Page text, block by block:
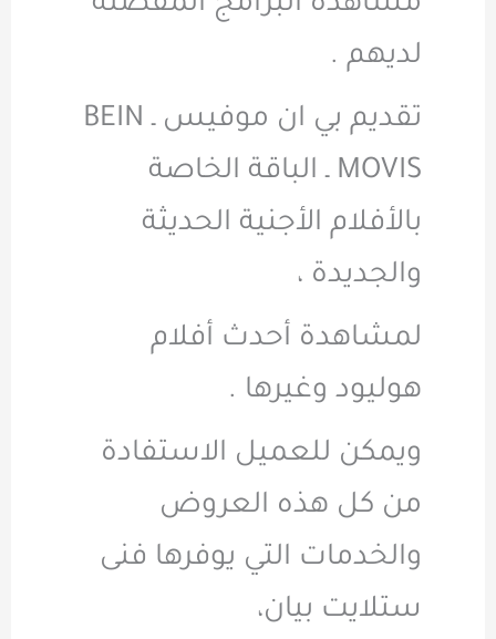
لديهم .
تقديم بي ان موفيس ـ BEIN
MOVIS ـ الباقة الخاصة
بالأفلام الأجنية الحديثة
والجديدة ،
لمشاهدة أحدث أفلام
هوليود وغيرها .
ويمكن للعميل الاستفادة
من كل هذه العروض
والخدمات التي يوفرها فنى
ستلايت بيان،